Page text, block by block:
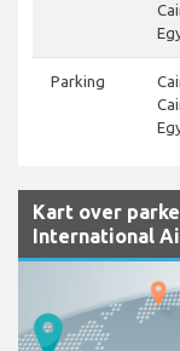
Parking
Kart over
International